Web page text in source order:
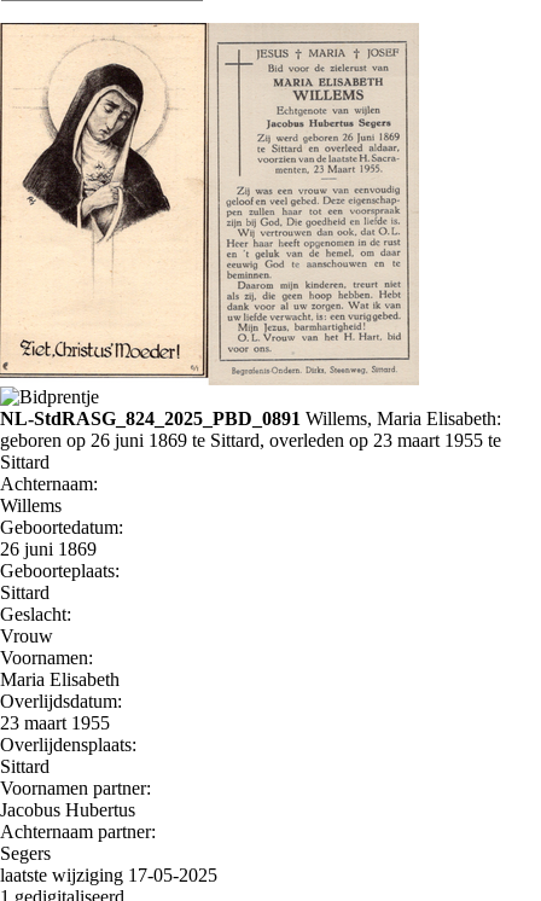
NL-StdRASG_824_2025_PBD_0891 Willems, Maria Elisabeth:
geboren op 26 juni 1869 te Sittard, overleden op 23 maart 1955 te
Sittard
Achternaam:
Willems
Geboortedatum:
26 juni 1869
Geboorteplaats:
Sittard
Geslacht:
Vrouw
Voornamen:
Maria Elisabeth
Overlijdsdatum:
23 maart 1955
Overlijdensplaats:
Sittard
Voornamen partner:
Jacobus Hubertus
Achternaam partner:
Segers
laatste wijziging 17-05-2025
1 gedigitaliseerd